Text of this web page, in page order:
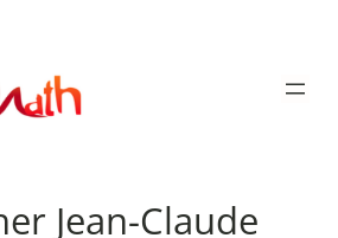
Jean-Claude